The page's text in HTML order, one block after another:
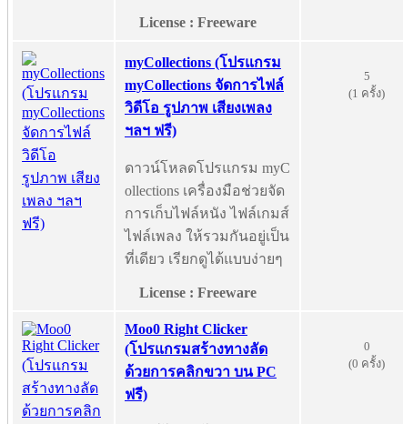
License : Freeware
myCollections (โปรแกรม
myCollections จัดการไฟล์
วิดีโอ รูปภาพ เสียงเพลง
ฯลฯ ฟรี)
ดาวน์โหลดโปรแกรม myC
ollections เครื่องมือช่วยจัด
การเก็บไฟล์หนัง ไฟล์เกมส์
ไฟล์เพลง ให้รวมกันอยู่เป็น
ที่เดียว เรียกดูได้แบบง่ายๆ
License : Freeware
5
(1 ครั้ง)
Moo0 Right Clicker
(โปรแกรมสร้างทางลัด
ด้วยการคลิกขวา บน PC
ฟรี)
0
(0 ครั้ง)